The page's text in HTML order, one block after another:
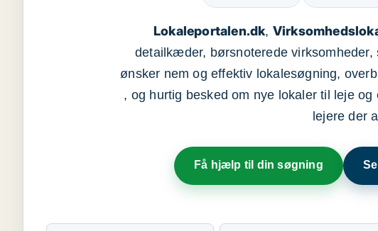
Lokaleportalen.dk,
detailkæder, børsnoterede
ønsker nem og effektiv lokalesøgning,
, og hurtig besked om nye lokaler til leje
lejere der
Få hjælp til din søgning